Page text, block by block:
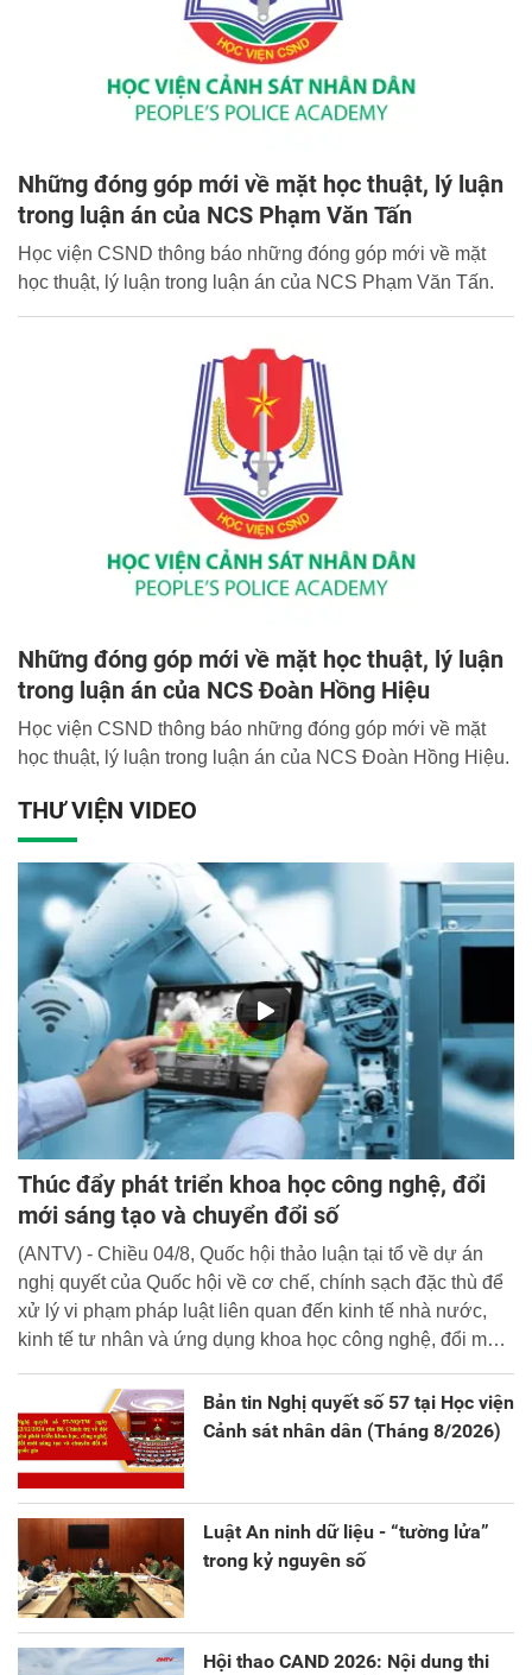
Những đóng góp mới về mặt học thuật, lý luận
trong luận án của NCS Phạm Văn Tấn
Học viện CSND thông báo những đóng góp mới về mặt
học thuật, lý luận trong luận án của NCS Phạm Văn Tấn.
Những đóng góp mới về mặt học thuật, lý luận
trong luận án của NCS Đoàn Hồng Hiệu
Học viện CSND thông báo những đóng góp mới về mặt
học thuật, lý luận trong luận án của NCS Đoàn Hồng Hiệu.
THƯ VIỆN VIDEO
Thúc đẩy phát triển khoa học công nghệ, đổi
mới sáng tạo và chuyển đổi số
(ANTV) - Chiều 04/8, Quốc hội thảo luận tại tổ về dự án
nghị quyết của Quốc hội về cơ chế, chính sạch đặc thù để
xử lý vi phạm pháp luật liên quan đến kinh tế nhà nước,
kinh tế tư nhân và ứng dụng khoa học công nghệ, đổi mới
sáng tạo và chuyển đổi số.
Bản tin Nghị quyết số 57 tại Học viện
Cảnh sát nhân dân (Tháng 8/2026)
Luật An ninh dữ liệu - “tường lửa”
trong kỷ nguyên số
Hội thao CAND 2026: Nội dung thi